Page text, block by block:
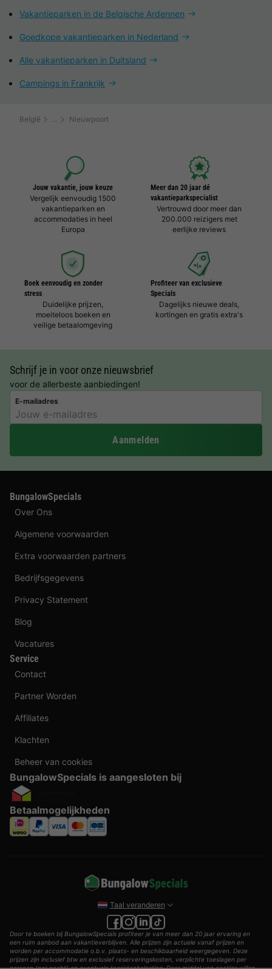
Vakantieparken in de Belgische Ardennen
Goedkope vakantieparken in Nederland
Alle vakantieparken in Duitsland
Campings in Frankrijk
België Nieuwpoort
Jouw vakantie, jouw keuze
Vergelijk eenvoudig 1500
vakantieparken en
accommodaties in heel
Europa
Meer dan 20 jaar dé
vakantieparkspecialist
Vertrouwd door meer dan
200.000 reizigers met
eerlijke reviews
Boek eenvoudig en zonder
stress
Duidelijke prijzen,
moeiteloos boeken en
veilige betaalomgeving
Profiteer van exclusieve
Specials
Dagelijks nieuwe deals,
kortingen en gratis extra's
Schrijf je in voor onze nieuwsbrief
voor de allerbeste aanbiedingen!
E-mailadres
Aanmelden
BungalowSpecials
Over Ons
Algemene voorwaarden
Extra voorwaarden partners
Bedrijfsgegevens
Privacy Statement
Blog
Vacatures
Service
Contact
Partner Worden
Affiliates
Klachten
Beheer van cookies
BungalowSpecials is aangesloten bij
Betaalmogelijkheden
Taal veranderen
Door te boeken bij BungalowSpecials profiteer je van meer dan 20 jaar ervaring en
een ruim aanbod aan vakantieverblijven. Alle prijzen zijn actuele vanaf prijzen en
worden per accommodatie o.b.v. plaats- en beschikbaarheid weergegeven. Deze
prijzen zijn inclusief btw en exclusief reserveringskosten, verplichte toeslagen per